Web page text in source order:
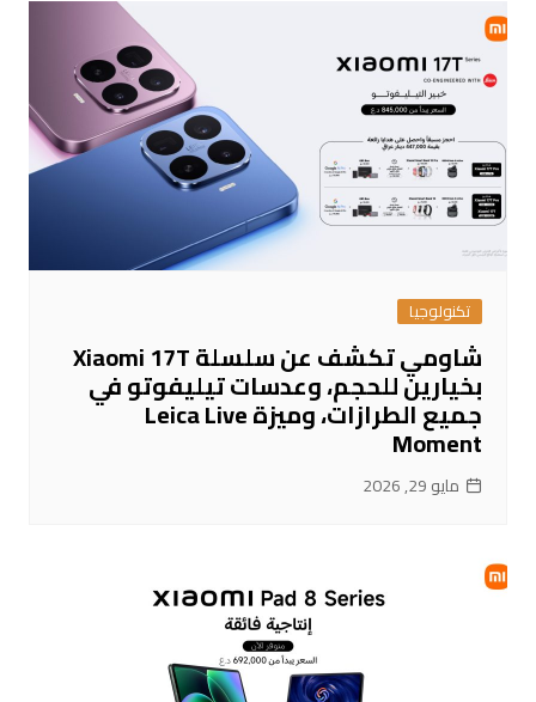
تكنولوجيا
شاومي تكشف عن سلسلة Xiaomi 17T
بخيارين للحجم، وعدسات تيليفوتو في
جميع الطرازات، وميزة Leica Live
Moment
مايو 29, 2026